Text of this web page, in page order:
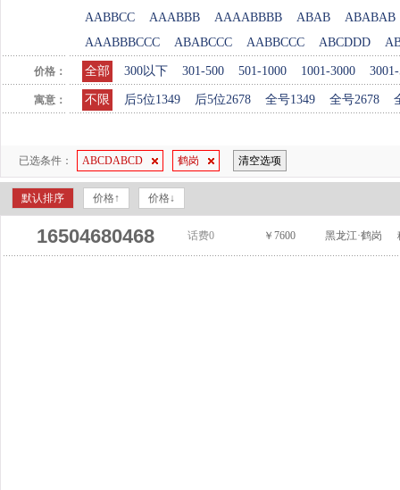
AABBCC
AAABBB AAAABBBB ABAB
ABABAB
AAABBBCCC
ABABCCC AABBCCC ABCDDD
价格： 全部 300以下 301-500 501-1000 1001-3000
寓意： 不限 后5位1349 后5位2678 全号1349 全号2678
已选条件： ABCDABCD 鹤岗 清空选项
默认排序 价格↑ 价格↓
16504680468 话费0 ￥7600 黑龙江·鹤岗